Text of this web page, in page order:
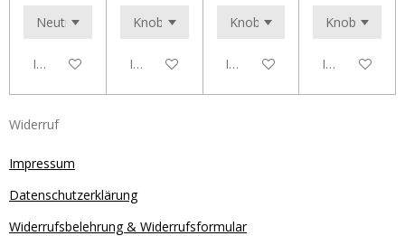
In den WarenkorbIn den WarenkorbIn den WarenkorbIn den
Widerruf
Impressum
Datenschutzerklärung
Widerrufsbelehrung & Widerrufsformular